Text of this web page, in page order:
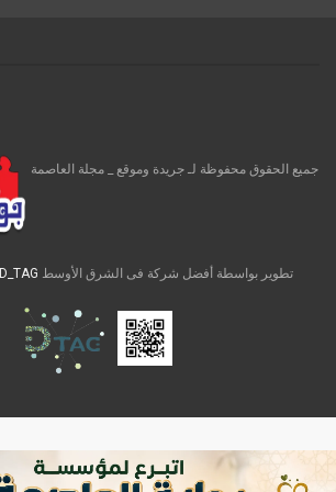
جميع الحقوق محفوظة لـ جريدة وموقع _ مجلة العاصمة
تطوير بواسطة أفضل شركة فى الشرق الأوسط MADE WITH D_TAG